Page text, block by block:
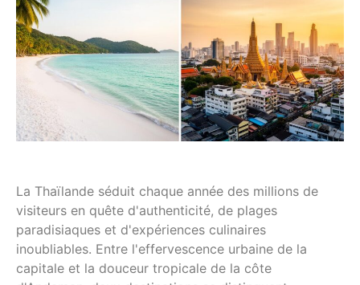
La Thaïlande séduit chaque année des millions de
visiteurs en quête d'authenticité, de plages
paradisiaques et d'expériences culinaires
inoubliables. Entre l'effervescence urbaine de la
capitale et la douceur tropicale de la côte